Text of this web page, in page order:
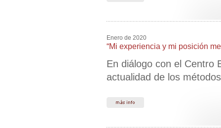
Enero de 2020
“Mi experiencia y mi posición
En diálogo con el Centro
actualidad de los